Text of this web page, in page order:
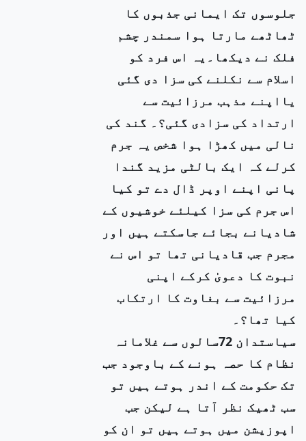
جلوسوں تک ایمانی جذبوں کا
ٹھاٹھے مارتا ہوا سمندر چشم
فلک نے دیکھا۔یہ اس فرد کو
اسلام سے نکلنے کی سزا دی گئی
یااپنے مذہب مرزائیت سے
ارتداد کی سزادی گئی؟۔ گند کی
نالی میں کھڑا ہوا شخص یہ جرم
کرلے کہ ایک بالٹی مزید گندا
پانی اپنے اوپر ڈال دے تو کیا
اس جرم کی سزا کیلئے خوشیوں کے
شادیانے بجائے جاسکتے ہیں اور
مجرم جب قادیانی تھا تو اس نے
نبوت کا دعویٰ کرکے اپنی
مرزائیت سے بغاوت کا ارتکاب
کیا تھا؟۔
سیاستدان 72سالوں سے غلامانہ
نظام کا حصہ ہونے کے باوجود جب
تک حکومت کے اندر ہوتے ہیں تو
سب ٹھیک نظر آتا ہے لیکن جب
اپوزیشن میں ہوتے ہیں تو ان کو